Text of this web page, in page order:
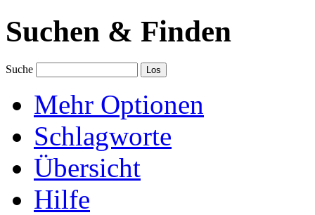
Suchen & Finden
Suche
Mehr Optionen
Schlagworte
Übersicht
Hilfe